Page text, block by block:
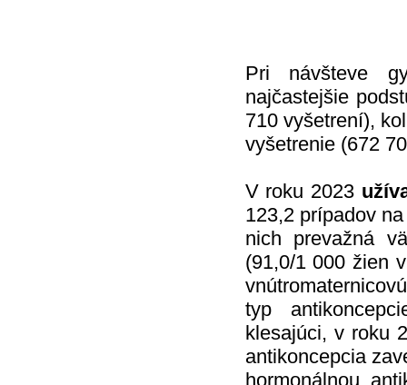
Pri návšteve
najčastejšie
710 vyšetrení),
vyšetrenie (672
V roku 2023
123,2 prípadov
nich prevažná
(91,0/1 000 žien
typ
klesajúci, v roku
antikoncepcia
hormonálnou